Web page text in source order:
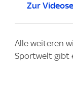
Zur
Alle weiteren
Sportwelt gibt